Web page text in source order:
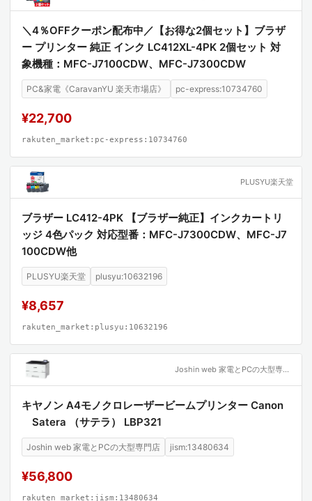
＼4％OFFクーポン配布中／【お得な2個セット】ブラザ
ー プリンター 純正 インク LC412XL-4PK 2個セット 対
象機種：MFC-J7100CDW、MFC-J7300CDW
PC&家電《CaravanYU 楽天市場店》 pc-express:10734760
¥22,700
rakuten_market:pc-express:10734760
PLUSYU楽天堂
ブラザー LC412-4PK 【ブラザー純正】インクカートリ
ッジ 4色パック 対応型番：MFC-J7300CDW、MFC-J7
100CDW他
PLUSYU楽天堂 plusyu:10632196
¥8,657
rakuten_market:plusyu:10632196
Joshin web 家電とPCの大型専門店
キヤノン A4モノクロレーザービームプリンター Canon
Satera （サテラ） LBP321
Joshin web 家電とPCの大型専門店 jism:13480634
¥56,800
rakuten_market:jism:13480634